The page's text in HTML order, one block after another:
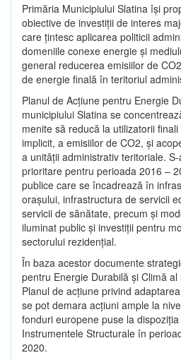
Primăria Municipiului Slatina îşi
obiective de investiţii de interes
care ţintesc aplicarea politicii
domeniile conexe energie şi
general reducerea emisiilor de
de energie finală în teritoriul
Planul de Acţiune pentru Energie
municipiului Slatina se
menite să reducă la utilizatorii
implicit, a emisiilor de CO2, şi
a unităţii administrativ teritoriale.
prioritare pentru perioada 2016 –
publice care se încadrează în
oraşului, infrastructura de servicii
servicii de sănătate, precum şi
iluminat public şi investiţii pentru
sectorului rezidenţial.
În baza acestor documente
pentru Energie Durabilă şi Climă
Planul de acţiune privind
se pot demara acţiuni ample la
fonduri europene puse la
Instrumentele Structurale în
2020.